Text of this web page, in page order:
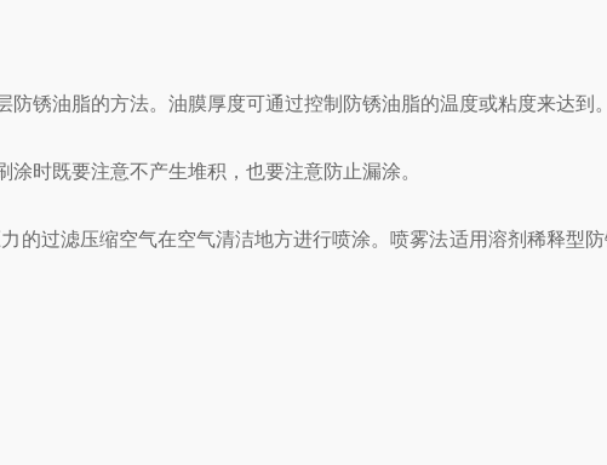
油脂的方法。油膜厚度可通过控制防锈油脂的温度或粘度来达到。
时既要注意不产生堆积，也要注意防止漏涂。
过滤压缩空气在空气清洁地方进行喷涂。喷雾法适用溶剂稀释型